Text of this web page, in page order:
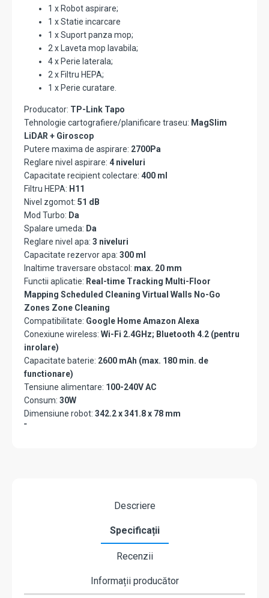
1 x Robot aspirare;
1 x Statie incarcare
1 x Suport panza mop;
2 x Laveta mop lavabila;
4 x Perie laterala;
2 x Filtru HEPA;
1 x Perie curatare.
Producator: TP-Link Tapo
Tehnologie cartografiere/planificare traseu: MagSlim
LiDAR + Giroscop
Putere maxima de aspirare: 2700Pa
Reglare nivel aspirare: 4 niveluri
Capacitate recipient colectare: 400 ml
Filtru HEPA: H11
Nivel zgomot: 51 dB
Mod Turbo: Da
Spalare umeda: Da
Reglare nivel apa: 3 niveluri
Capacitate rezervor apa: 300 ml
Inaltime traversare obstacol: max. 20 mm
Functii aplicatie: Real-time Tracking Multi-Floor
Mapping Scheduled Cleaning Virtual Walls No-Go
Zones Zone Cleaning
Compatibilitate: Google Home Amazon Alexa
Conexiune wireless: Wi-Fi 2.4GHz; Bluetooth 4.2 (pentru
inrolare)
Capacitate baterie: 2600 mAh (max. 180 min. de
functionare)
Tensiune alimentare: 100-240V AC
Consum: 30W
Dimensiune robot: 342.2 x 341.8 x 78 mm
"
Descriere
Specificații
Recenzii
Informații producător